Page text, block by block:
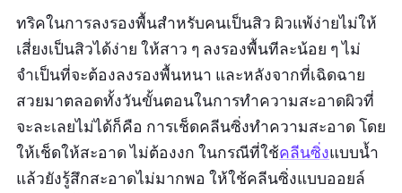
ทริคในการลงรองพื้นสำหรับคนเป็นสิว ผิวแพ้ง่ายไม่ให้
เสี่ยงเป็นสิวได้ง่าย ให้สาว ๆ ลงรองพื้นทีละน้อย ๆ ไม่
จำเป็นที่จะต้องลงรองพื้นหนา และหลังจากที่เฉิดฉาย
สวยมาตลอดทั้งวันขั้นตอนในการทำความสะอาดผิวที่
จะละเลยไม่ได้ก็คือ การเช็ดคลีนซิ่งทำความสะอาด โดย
ให้เช็ดให้สะอาด ไม่ต้องงก ในกรณีที่ใช้คลีนซิ่งแบบน้ำ
แล้วยังรู้สึกสะอาดไม่มากพอ ให้ใช้คลีนซิ่งแบบออยล์